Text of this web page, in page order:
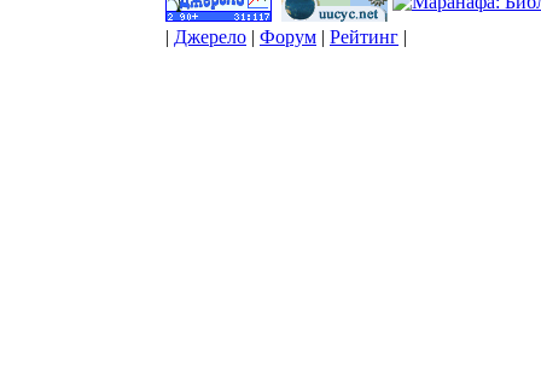
| Джерело | Форум | Рейтинг |